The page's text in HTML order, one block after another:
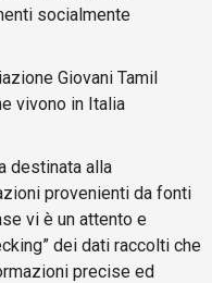
socialmente
Giovani Tamil
vivono in Italia
destinata alla
provenienti da fonti
vi è un attento e
dei dati raccolti che
precise ed